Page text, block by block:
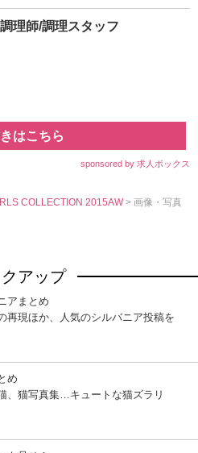
理師/調理スタッフ
はこちら
sponsored by 求人ボックス
COLLECTION 2015AW> 画像・写真
アップ
アまとめ
再現ほか、人気のシルバニア投稿を
め
、猫写真集…キュートな猫ズラリ